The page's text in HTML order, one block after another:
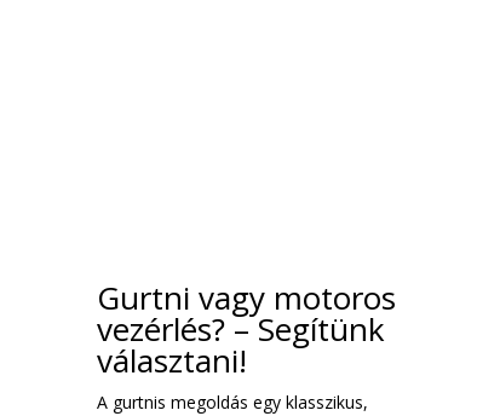
Gurtni vagy motoros
vezérlés? – Segítünk
választani!
A gurtnis megoldás egy klasszikus,